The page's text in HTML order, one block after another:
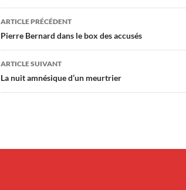
Navigation
des
articles
ARTICLE PRÉCÉDENT
Pierre Bernard dans le box des accusés
ARTICLE SUIVANT
La nuit amnésique d’un meurtrier